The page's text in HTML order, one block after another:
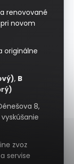
renovované
novom
originálne
, B
8,
zvoz
servise